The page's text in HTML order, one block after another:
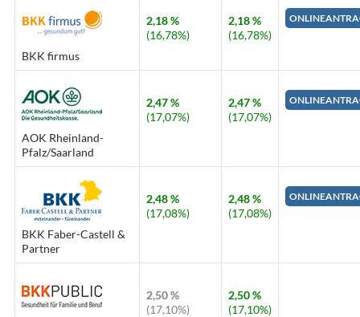
BKK firmus
2,18 %
(16,78%)
2,18 %
(16,78%)
AOK Rheinland-
Pfalz/Saarland
2,47 %
(17,07%)
2,47 %
(17,07%)
BKK Faber-Castell &
Partner
2,48 %
(17,08%)
2,48 %
(17,08%)
2,50 %
(17,10%)
2,50 %
(17,10%)